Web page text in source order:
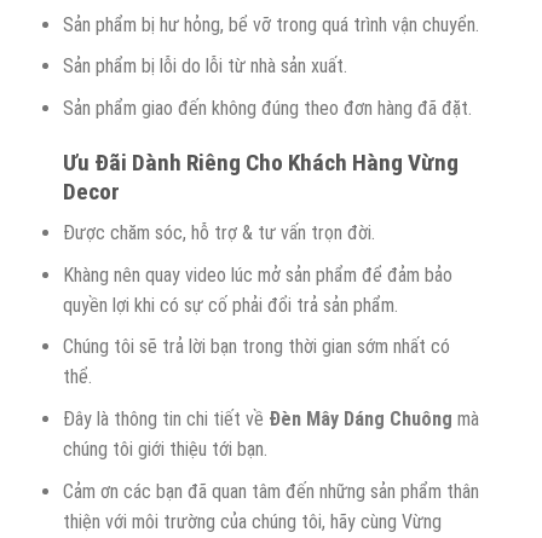
Sản phẩm bị hư hỏng, bể vỡ trong quá trình vận chuyển.
Sản phẩm bị lỗi do lỗi từ nhà sản xuất.
Sản phẩm giao đến không đúng theo đơn hàng đã đặt.
Ưu Đãi Dành Riêng Cho Khách Hàng Vừng
Decor
Được chăm sóc, hỗ trợ & tư vấn trọn đời.
Khàng nên quay video lúc mở sản phẩm để đảm bảo
quyền lợi khi có sự cố phải đổi trả sản phẩm.
Chúng tôi sẽ trả lời bạn trong thời gian sớm nhất có
thể.
Đây là thông tin chi tiết về Đèn Mây Dáng Chuông mà
chúng tôi giới thiệu tới bạn.
Cảm ơn các bạn đã quan tâm đến những sản phẩm thân
thiện với môi trường của chúng tôi, hãy cùng Vừng